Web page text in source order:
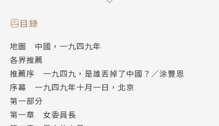
外交浩劫。整個春天和夏天，毛澤東的共產黨部隊擴散
到中國大陸各地，殲滅美國盟友蔣介石的部隊，並控制
了北京、上海和其他主要城市。杜魯門和他的助手，包
括精明而無情的國務卿狄恩．艾奇遜，忙著應付快速變
化的局勢，不僅要與毛澤東鬥爭，還要對付國內政敵的
猛烈攻擊。杜魯門和艾奇遜甚至透過公布白皮書的消極
目錄
地圖 中國，一九四九年
各界推薦
推薦序 一九四九，是誰丟掉了中國？／涂豐恩
序幕 一九四九年十月一日，北京
第一部分
第一章 女委員長